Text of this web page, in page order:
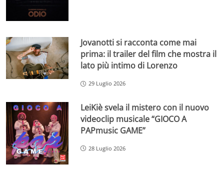
Jovanotti si racconta come mai
prima: il trailer del film che mostra il
lato più intimo di Lorenzo
29 Luglio 2026
LeiKiè svela il mistero con il nuovo
videoclip musicale “GIOCO A
PAPmusic GAME”
28 Luglio 2026